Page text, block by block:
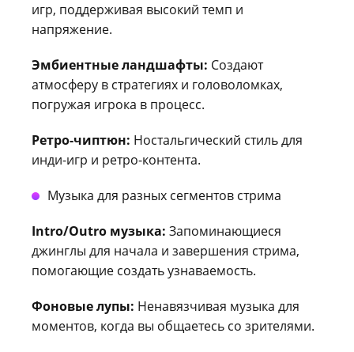
игр, поддерживая высокий темп и
напряжение.
Эмбиентные ландшафты: Создают
атмосферу в стратегиях и головоломках,
погружая игрока в процесс.
Ретро-чиптюн: Ностальгический стиль для
инди-игр и ретро-контента.
Музыка для разных сегментов стрима
Intro/Outro музыка: Запоминающиеся
джинглы для начала и завершения стрима,
помогающие создать узнаваемость.
Фоновые лупы: Ненавязчивая музыка для
моментов, когда вы общаетесь со зрителями.